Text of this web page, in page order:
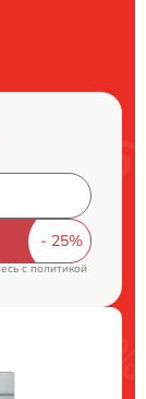
c политикой